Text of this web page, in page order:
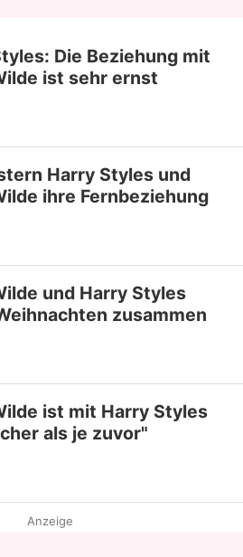
Die Beziehung mit
ist sehr ernst
Harry Styles und
ihre Fernbeziehung
und Harry Styles
zusammen
ist mit Harry Styles
als je zuvor"
Anzeige